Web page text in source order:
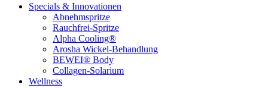
Specials & Innovationen
Abnehmspritze
Rauchfrei-Spritze
Alpha Cooling®
Arosha Wickel-Behandlung
BEWEI® Body
Collagen-Solarium
Wellness